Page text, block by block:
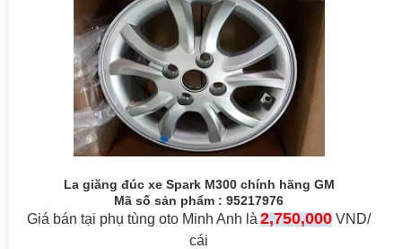
La giăng đúc xe Spark M300 chính hãng GM
Mã số sản phẩm :95217976
Giá bán tại phụ tùng oto Minh Anh là 2,750,000 VND/
cái